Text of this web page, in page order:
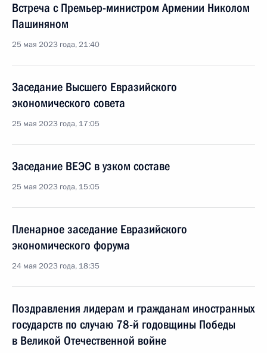
Встреча с Премьер-министром Армении Николом
Пашиняном
25 мая 2023 года, 21:40
Заседание Высшего Евразийского
экономического совета
25 мая 2023 года, 17:05
Заседание ВЕЭС в узком составе
25 мая 2023 года, 15:05
Пленарное заседание Евразийского
экономического форума
24 мая 2023 года, 18:35
Поздравления лидерам и гражданам иностранных
государств по случаю 78-й годовщины Победы
в Великой Отечественной войне